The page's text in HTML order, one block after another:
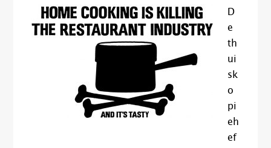
D
e
th
ui
sk
o
pi
eh
ef